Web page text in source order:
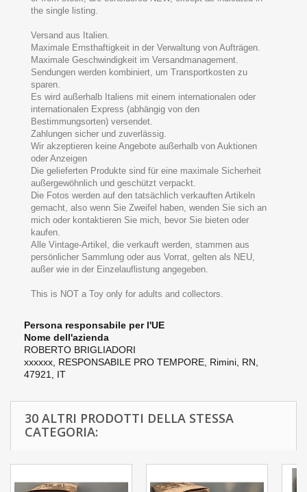
the single listing.
Versand aus Italien.
Maximale Ernsthaftigkeit in der Verwaltung von Aufträgen.
Maximale Geschwindigkeit im Versandmanagement.
Sendungen werden kombiniert, um Transportkosten zu
sparen.
Es wird außerhalb Italiens mit einem internationalen oder
internationalen Express (abhängig von den
Bestimmungsorten) versendet.
Zahlungen sicher und zuverlässig.
Wir akzeptieren keine Angebote außerhalb von Auktionen
oder Anzeigen
Die gelieferten Produkte sind für eine maximale Sicherheit
außergewöhnlich und geschützt verpackt.
Die Fotos werden auf den tatsächlich verkauften Artikeln
gemacht, also wenn Sie Zweifel haben, wenden Sie sich an
mich oder kontaktieren Sie mich, bevor Sie bieten oder
kaufen.
Alle Vintage-Artikel, die verkauft werden, stammen aus
persönlicher Sammlung oder aus Vorrat, gelten als NEU,
außer wie in der Einzelauflistung angegeben.
This is NOT a Toy only for adults and collectors.
Persona responsabile per l'UE
Nome dell'azienda
ROBERTO BRIGLIADORI
xxxxxx, RESPONSABILE PRO TEMPORE, Rimini, RN,
47921, IT
30 ALTRI PRODOTTI DELLA STESSA
CATEGORIA: